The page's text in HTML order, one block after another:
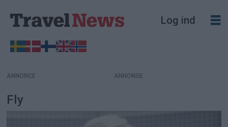
Log ind
ANNONCE
Fly